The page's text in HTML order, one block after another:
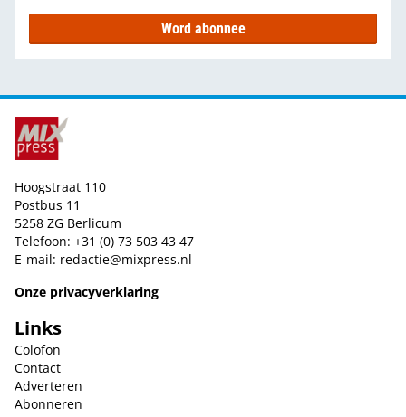
Word abonnee
Hoogstraat 110
Postbus 11
5258 ZG Berlicum
Telefoon: +31 (0) 73 503 43 47
E-mail: redactie@mixpress.nl
Onze privacyverklaring
Links
Colofon
Contact
Adverteren
Abonneren